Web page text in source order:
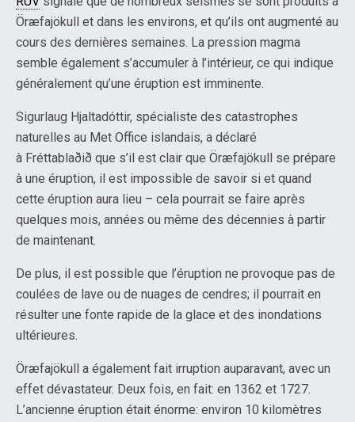
Öræfajökull et dans les environs, et qu’ils ont augmenté au
cours des dernières semaines. La pression magma
semble également s’accumuler à l’intérieur, ce qui indique
généralement qu’une éruption est imminente.
Sigurlaug Hjaltadóttir, spécialiste des catastrophes
naturelles au Met Office islandais, a déclaré
à Fréttablaðið que s’il est clair que Öræfajökull se prépare
à une éruption, il est impossible de savoir si et quand
cette éruption aura lieu – cela pourrait se faire après
quelques mois, années ou même des décennies à partir
de maintenant.
De plus, il est possible que l’éruption ne provoque pas de
coulées de lave ou de nuages ​​de cendres; il pourrait en
résulter une fonte rapide de la glace et des inondations
ultérieures.
Öræfajökull a également fait irruption auparavant, avec un
effet dévastateur. Deux fois, en fait: en 1362 et 1727.
L’ancienne éruption était énorme: environ 10 kilomètres